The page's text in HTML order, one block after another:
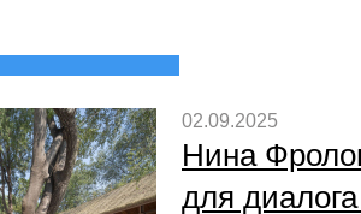
02.09.2025
Нина
для